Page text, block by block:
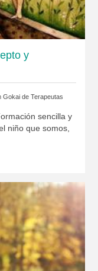
y
Gokai de Terapeutas
sencilla y
niño que somos,